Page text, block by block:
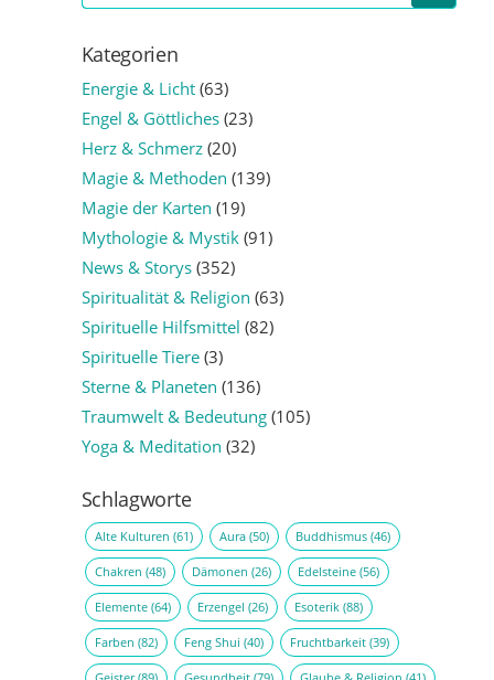
Kategorien
Energie & Licht(63)
Engel & Göttliches(23)
Herz & Schmerz(20)
Magie & Methoden (139)
Magie der Karten (19)
Mythologie & Mystik(91)
News & Storys(352)
Spiritualität & Religion (63)
Spirituelle Hilfsmittel (82)
Spirituelle Tiere(3)
Sterne & Planeten (136)
Traumwelt & Bedeutung(105)
Yoga & Meditation (32)
Schlagworte
Alte Kulturen (61) Aura(50) Buddhismus(46)
Chakren (48) Dämonen (26) Edelsteine(56)
Elemente(64) Erzengel (26) Esoterik(88)
Farben (82) Feng Shui (40) Fruchtbarkeit(39)